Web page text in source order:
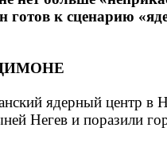
готов к сценарию
ядерный центр в
Негев и поразили